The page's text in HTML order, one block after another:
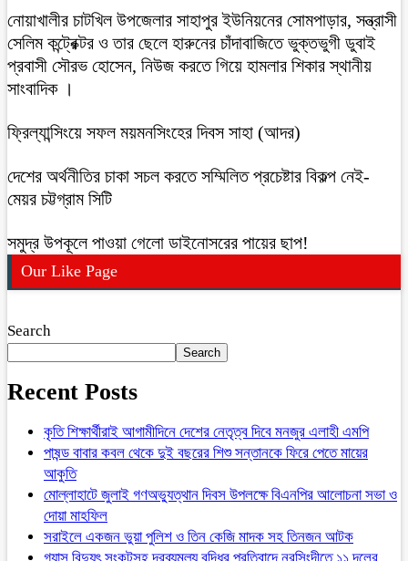
নোয়াখালীর চাটখিল উপজেলার সাহাপুর ইউনিয়নের সোমপাড়ার, সন্ত্রাসী
সেলিম কন্ট্রেক্টর ও তার ছেলে হারুনের চাঁদাবাজিতে ভুক্তভুগী ডুবাই
প্রবাসী সৌরভ হোসেন, নিউজ করতে গিয়ে হামলার শিকার স্থানীয়
সাংবাদিক ।
ফ্রিল্যান্সিংয়ে সফল ময়মনসিংহের দিবস সাহা (আদর)
দেশের অর্থনীতির চাকা সচল করতে সম্মিলিত প্রচেষ্টার বিকল্প নেই-
মেয়র চট্টগ্রাম সিটি
সমুদ্র উপকূলে পাওয়া গেলো ডাইনোসরের পায়ের ছাপ!
Our Like Page
Search
Search
Recent Posts
কৃতি শিক্ষার্থীরাই আগামীদিনে দেশের নেতৃত্ব দিবে মনজুর এলাহী এমপি
পাষন্ড বাবার কবল থেকে দুই বছরের শিশু সন্তানকে ফিরে পেতে মায়ের
আকুতি
মোল্লাহাটে জুলাই গণঅভ্যুত্থান দিবস উপলক্ষে বিএনপির আলোচনা সভা ও
দোয়া মাহফিল
সরাইলে একজন ভুয়া পুলিশ ও তিন কেজি মাদক সহ তিনজন আটক